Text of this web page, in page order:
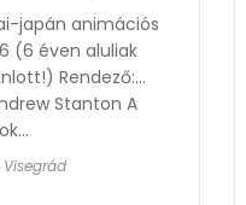
japán animációs
(6 éven aluliak
Rendező:
Stanton A
Visegrád